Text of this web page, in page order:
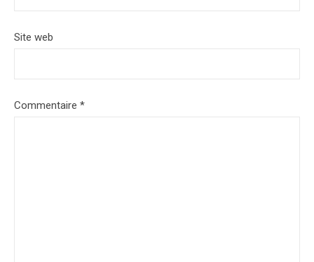
Site web
Commentaire *